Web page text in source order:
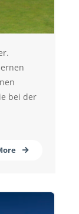
bei der